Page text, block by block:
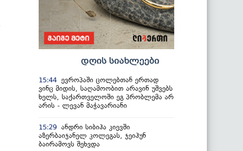
დღის სიახლეები
15:44 ევროპაში ცოლებთან ერთად
ვინც მიდის, საღამოობით არავინ უშვებს
ხელს, საქართველოში ეგ პრობლემა არ
არის - ლევან მაჭავარიანი
15:29 ანდრი სიბიჰა კიევში
აზერბაიჯანელ კოლეგას, ჯეიჰუნ
ბაირამოვს შეხვდა